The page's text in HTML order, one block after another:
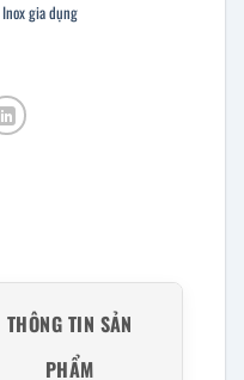
Inox gia dụng
THÔNG TIN SẢN
PHẨM